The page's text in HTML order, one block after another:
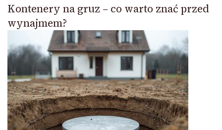
Kontenery na gruz – co warto znać przed
wynajmem?